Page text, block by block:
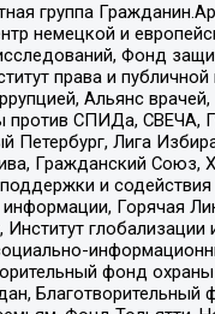
группа
немецкой и
Фонд
права и публичной
Альянс врачей,
СПИДа, СВЕЧА,
Петербург, Лига
Гражданский Союз,
и
Горячая
глобализации
фонд